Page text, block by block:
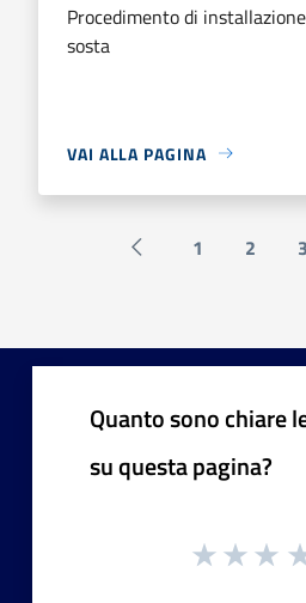
Procedimento di
sosta
VAI ALLA PAGINA
Pagina precedente
1 2 3
Quanto sono chiare
su questa pagina?